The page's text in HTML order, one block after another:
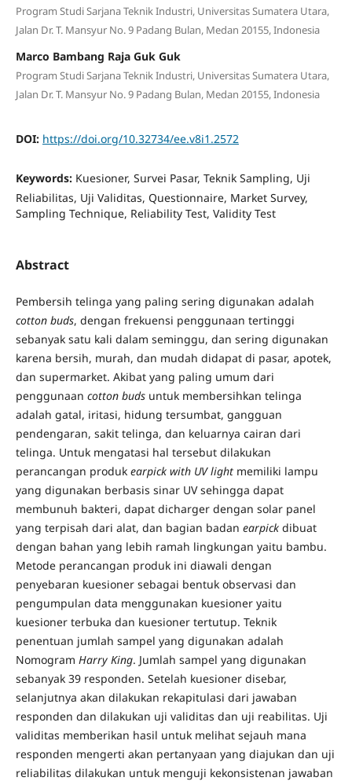
Program Studi Sarjana Teknik Industri, Universitas Sumatera Utara,
Jalan Dr. T. Mansyur No. 9 Padang Bulan, Medan 20155, Indonesia
Marco Bambang Raja Guk Guk
Program Studi Sarjana Teknik Industri, Universitas Sumatera Utara,
Jalan Dr. T. Mansyur No. 9 Padang Bulan, Medan 20155, Indonesia
DOI: https://doi.org/10.32734/ee.v8i1.2572
Keywords: Kuesioner, Survei Pasar, Teknik Sampling, Uji
Reliabilitas, Uji Validitas, Questionnaire, Market Survey,
Sampling Technique, Reliability Test, Validity Test
Abstract
Pembersih telinga yang paling sering digunakan adalah
cotton buds, dengan frekuensi penggunaan tertinggi
sebanyak satu kali dalam seminggu, dan sering digunakan
karena bersih, murah, dan mudah didapat di pasar, apotek,
dan supermarket. Akibat yang paling umum dari
penggunaan cotton budsuntuk membersihkan telinga
adalah gatal, iritasi, hidung tersumbat, gangguan
pendengaran, sakit telinga, dan keluarnya cairan dari
telinga. Untuk mengatasi hal tersebut dilakukan
perancangan produk earpick with UV lightmemiliki lampu
yang digunakan berbasis sinar UV sehingga dapat
membunuh bakteri, dapat dicharger dengan solar panel
yang terpisah dari alat, dan bagian badan earpickdibuat
dengan bahan yang lebih ramah lingkungan yaitu bambu.
Metode perancangan produk ini diawali dengan
penyebaran kuesioner sebagai bentuk observasi dan
pengumpulan data menggunakan kuesioner yaitu
kuesioner terbuka dan kuesioner tertutup. Teknik
penentuan jumlah sampel yang digunakan adalah
Nomogram Harry King. Jumlah sampel yang digunakan
sebanyak 39 responden. Setelah kuesioner disebar,
selanjutnya akan dilakukan rekapitulasi dari jawaban
responden dan dilakukan uji validitas dan uji reabilitas. Uji
validitas memberikan hasil untuk melihat sejauh mana
responden mengerti akan pertanyaan yang diajukan dan uji
reliabilitas dilakukan untuk menguji kekonsistenan jawaban